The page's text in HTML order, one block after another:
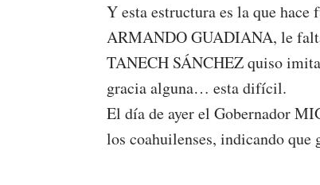
Y esta estructura es la que
ARMANDO GUADIANA, le
TANECH SÁNCHEZ quiso
gracia alguna… esta difícil.
El día de ayer el Gobernador
los coahuilenses, indicando que